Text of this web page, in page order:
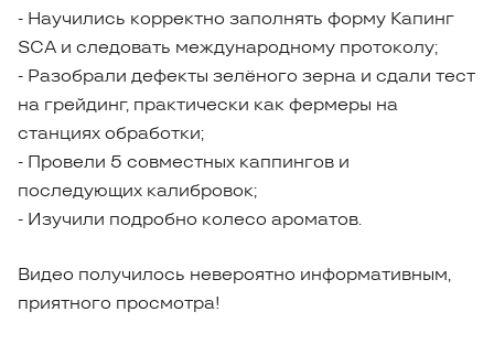
- Научились корректно заполнять форму Капинг
SCA и следовать международному протоколу;
- Разобрали дефекты зелёного зерна и сдали тест
на грейдинг, практически как фермеры на
станциях обработки;
- Провели 5 совместных каппингов и
последующих калибровок;
- Изучили подробно колесо ароматов.
Видео получилось невероятно информативным,
приятного просмотра!